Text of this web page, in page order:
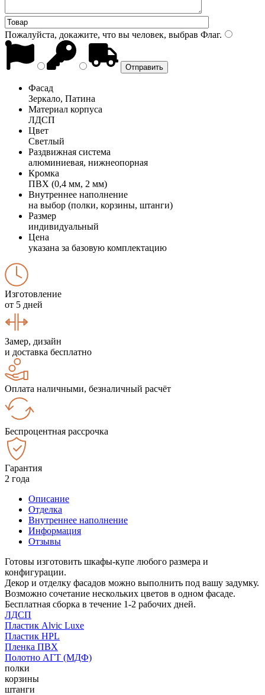
Пожалуйста, докажите, что вы человек, выбрав Флаг.
Фасад
Зеркало, Патина
Материал корпуса
ЛДСП
Цвет
Светлый
Раздвижная система
алюминиевая, нижнеопорная
Кромка
ПВХ (0,4 мм, 2 мм)
Внутреннее наполнение
на выбор (полки, корзины, штанги)
Размер
индивидуальный
Цена
указана за базовую комплектацию
Изготовление
от 5 дней
Замер, дизайн
и доставка бесплатно
Оплата наличными, безналичный расчёт
Беспроцентная рассрочка
Гарантия
2 года
Описание
Отделка
Внутреннее наполнение
Информация
Отзывы
Готовы изготовить шкафы-купе любого размера и
конфигурации.
Декор и отделку фасадов можно выполнить под вашу задумку.
Возможно сочетание нескольких цветов в одном фасаде.
Бесплатная сборка в течение 1-2 рабочих дней.
ЛДСП
Пластик Alvic Luxe
Пластик HPL
Пленка ПВХ
Полотно АГТ (МДФ)
полки
корзины
штанги